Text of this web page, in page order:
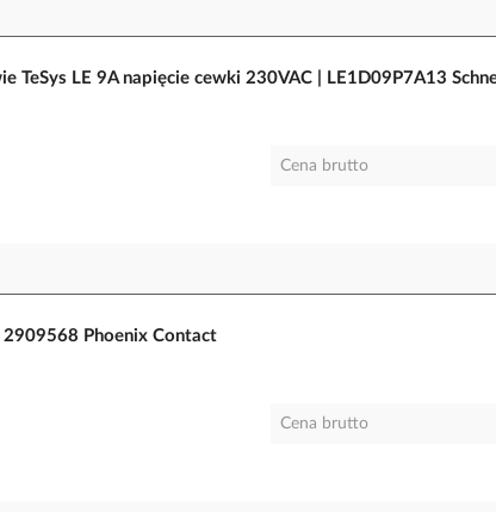
TeSys LE 9A napięcie cewki 230VAC | LE1D09P7A13
Cena brutto
Phoenix Contact
Cena brutto